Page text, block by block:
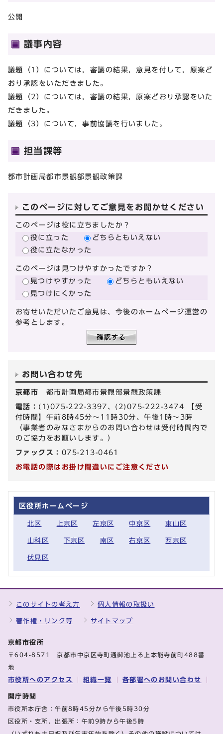
公開
議事内容
議題（1）については，審議の結果，意見を付して，原案ど
おり承認をいただきました。
議題（2）については，審議の結果，原案どおり承認をいた
だきました。
議題（3）について，事前協議を行いました。
担当課等
都市計画局都市景観部景観政策課
このページに対してご意見をお聞かせください
このページは役に立ちましたか？
役に立った
どちらともいえない
役に立たなかった
このページは見つけやすかったですか？
見つけやすかった
どちらともいえない
見つけにくかった
お寄せいただいたご意見は、今後のホームページ運営の
参考とします。
お問い合わせ先
京都市 都市計画局都市景観部景観政策課
電話： (1)075-222-3397、(2)075-222-3474 【受
付時間】午前8時45分～11時30分、午後1時～3時
（事業者のみなさまからのお問い合わせは受付時間内で
のご協力をお願いします。）
ファックス： 075-213-0461
お電話の際はお掛け間違いにご注意ください
区役所ホームページ
北区 上京区 左京区 中京区 東山区
山科区 下京区 南区 右京区 西京区
伏見区
このサイトの考え方 個人情報の取扱い
著作権・リンク等 サイトマップ
京都市役所
〒604-8571 京都市中京区寺町通御池上る上本能寺前町488番
地
市役所へのアクセス 組織一覧 各部署へのお問い合わせ
開庁時間
市役所本庁舎：午前8時45分から午後5時30分
区役所・支所、出張所：午前9時から午後5時